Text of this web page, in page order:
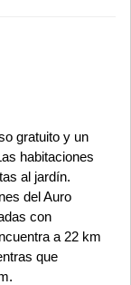
gratuito y un
habitaciones
al jardín.
del Auro
con
a 22 km
que